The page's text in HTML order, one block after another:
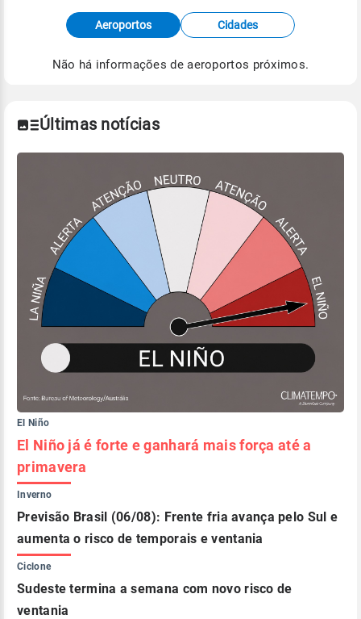
Fonte: dados combinados de estações
meteorológicas e satélite do Centro de Previsão
de Tempo e Estudos Climáticos (CPTEC).
Aeroportos Cidades
Não há informações de aeroportos próximos.
Últimas notícias
El Niño
El Niño já é forte e ganhará mais força até a
primavera
Inverno
Previsão Brasil (06/08): Frente fria avança pelo Sul e
aumenta o risco de temporais e ventania
Ciclone
Sudeste termina a semana com novo risco de
ventania